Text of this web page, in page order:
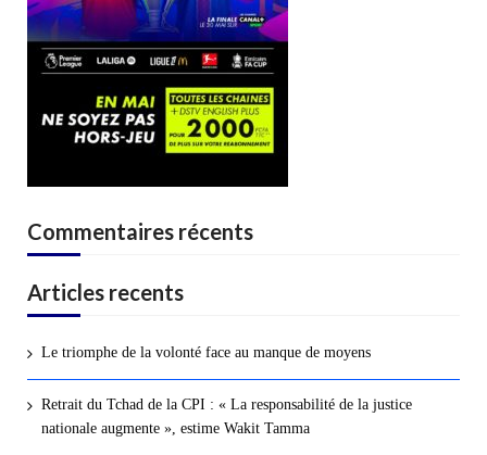
Commentaires récents
Articles recents
Le triomphe de la volonté face au manque de moyens
Retrait du Tchad de la CPI : « La responsabilité de la justice
nationale augmente », estime Wakit Tamma